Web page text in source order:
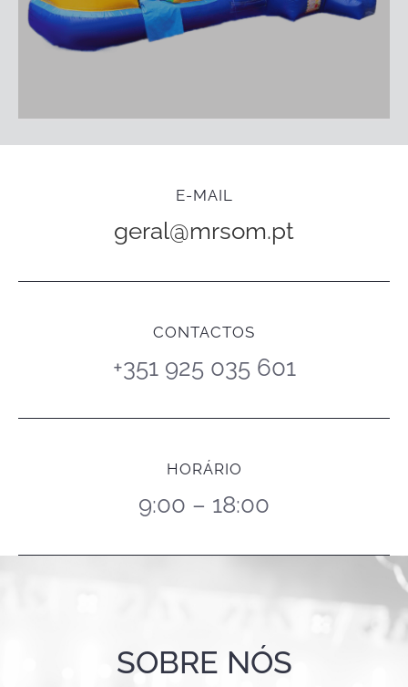
E-MAIL
geral@mrsom.pt
CONTACTOS
+351 925 035 601
HORÁRIO
9:00 – 18:00
SOBRE NÓS